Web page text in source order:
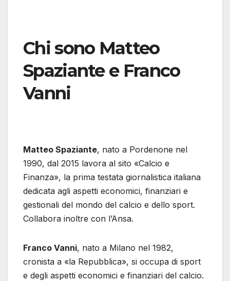
Chi sono Matteo
Spaziante e Franco
Vanni
Matteo Spaziante, nato a Pordenone nel
1990, dal 2015 lavora al sito «Calcio e
Finanza», la prima testata giornalistica italiana
dedicata agli aspetti economici, finanziari e
gestionali del mondo del calcio e dello sport.
Collabora inoltre con l’Ansa.
Franco Vanni, nato a Milano nel 1982,
cronista a «la Repubblica», si occupa di sport
e degli aspetti economici e finanziari del calcio.